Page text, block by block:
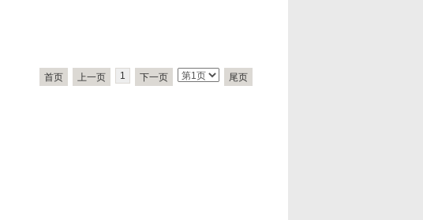
首页 上一页 1 下一页 尾页